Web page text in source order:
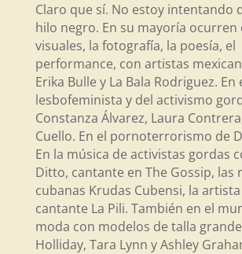
Claro que sí. No estoy intentando
hilo negro. En su mayoría ocurren
visuales, la fotografía, la poesía, el
performance, con artistas
Erika Bulle y La Bala Rodriguez. En
lesbofeminista y del activismo
Constanza Álvarez, Laura
Cuello. En el pornoterrorismo de
En la música de activistas gordas
Ditto, cantante en The Gossip, las
cubanas Krudas Cubensi, la
cantante La Pili. También en el
moda con modelos de talla
Holliday, Tara Lynn y Ashley